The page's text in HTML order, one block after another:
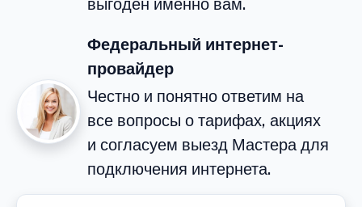
выгоден именно вам.
Федеральный интернет-
провайдер
Честно и понятно ответим на
все вопросы о тарифах, акциях
и согласуем выезд Мастера для
подключения интернета.